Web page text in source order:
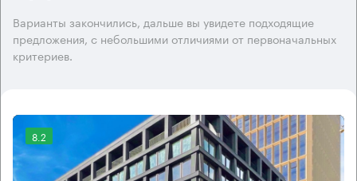
Варианты закончились, дальше вы увидете подходящие
предложения, с небольшими отличиями от первоначальных
критериев.
8.2